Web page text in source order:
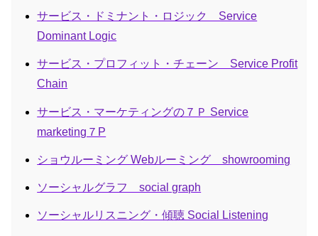
サービス・ドミナント・ロジック Service
Dominant Logic
サービス・プロフィット・チェーン Service Profit
Chain
サービス・マーケティングの７Ｐ Service
marketing７P
ショウルーミング Webルーミング showrooming
ソーシャルグラフ social graph
ソーシャルリスニング・傾聴 Social Listening